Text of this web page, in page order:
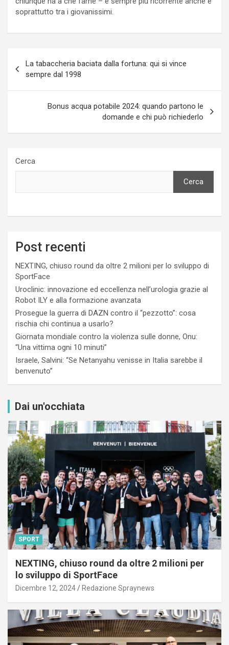
soprattutto tra i giovanissimi.
articoli
La tabaccheria baciata dalla fortuna: qui si vince
sempre dal 1998
Bonus acqua potabile 2024: quando partono le
domande e chi può richiederlo
Cerca
Cerca
Post recenti
NEXTING, chiuso round da oltre 2 milioni per lo sviluppo di
SportFace
Uroclinic: innovazione ed eccellenza nell’urologia grazie al
Robot ILY e alla formazione avanzata
Prosegue la guerra di DAZN contro il “pezzotto”: cosa
rischia chi continua a usarlo?
Giornata mondiale contro la violenza sulle donne, Onu:
“Una vittima ogni 10 minuti”
Israele, Salvini: “Se Netanyahu venisse in Italia sarebbe il
benvenuto”
Dai un'occhiata
SPORT
NEXTING, chiuso round da oltre 2 milioni per
lo sviluppo di SportFace
Dicembre 12, 2024 Redazione Spraynews